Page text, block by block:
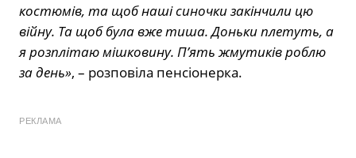
костюмів, та щоб наші синочки закінчили цю
війну. Та щоб була вже тиша. Доньки плетуть, а
я розплітаю мішковину. П’ять жмутиків роблю
за день», – розповіла пенсіонерка.
РЕКЛАМА